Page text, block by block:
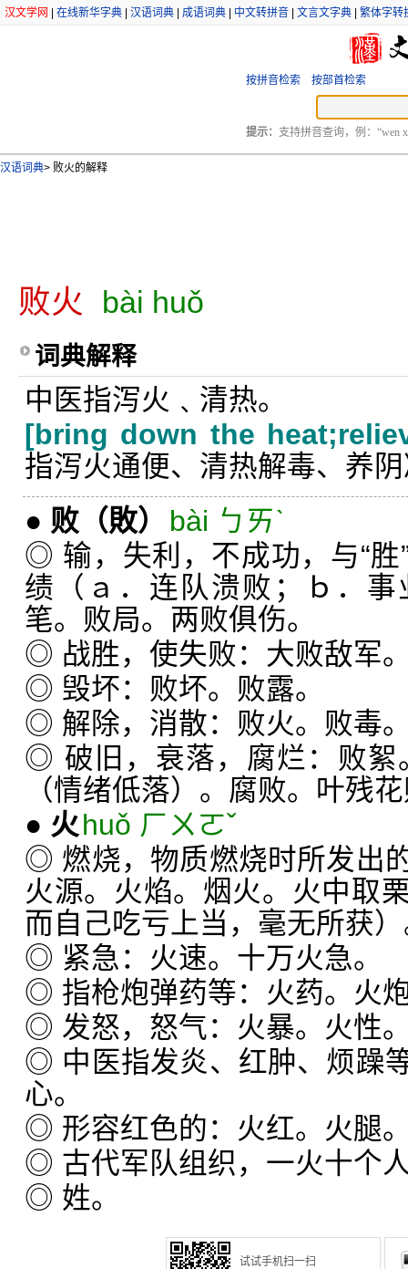
汉文学网 在线新华字典 汉语词典 成语词典 中文转拼音 文言文字典 繁体字转
按拼音检索 按部首检索
提示： 支持拼音查询，例：“wen
汉语词典> 败火的解释
败火 bài huǒ
词典解释
中医指泻火﹑清热。
[bring down the
指泻火通便、清热解毒、养
● 败 （敗）
bài ㄅㄞˋ
◎ 输，失利，不成功，与“胜
绩（ａ．连队溃败；ｂ．
笔。败局。两败俱伤。
◎ 战胜，使失败：大败敌军
◎ 毁坏：败坏。败露。
◎ 解除，消散：败火。败毒
◎ 破旧，衰落，腐烂：败絮
（情绪低落）。腐败。叶残
● 火huǒ ㄏㄨㄛˇ
◎ 燃烧，物质燃烧时所发出
火源。火焰。烟火。火中取
而自己吃亏上当，毫无所获
◎ 紧急：火速。十万火急。
◎ 指枪炮弹药等：火药。火
◎ 发怒，怒气：火暴。火性
◎ 中医指发炎、红肿、烦躁
心。
◎ 形容红色的：火红。火腿
◎ 古代军队组织，一火十个
◎ 姓。
试试手机扫一扫